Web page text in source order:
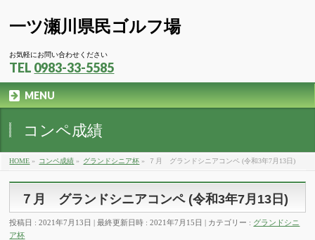
一ツ瀬川県民ゴルフ場
お気軽にお問い合わせください
TEL 0983-33-5585
MENU
コンペ成績
HOME » コンペ成績 » グランドシニア杯 » ７月 グランドシニアコンペ (令和3年7月13日)
７月 グランドシニアコンペ (令和3年7月13日)
投稿日 : 2021年7月13日 最終更新日時 : 2021年7月15日 カテゴリー : グランドシニ
ア杯